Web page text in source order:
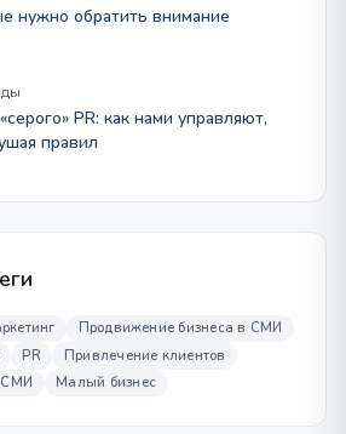
нужно обратить внимание
PR: как нами управляют,
правил
Продвижение бизнеса в СМИ
PR
Привлечение клиентов
СМИ
Малый бизнес